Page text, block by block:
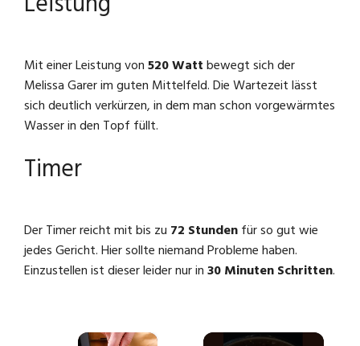
Mit einer Leistung von 520 Watt bewegt sich der
Melissa Garer im guten Mittelfeld. Die Wartezeit lässt
sich deutlich verkürzen, in dem man schon vorgewärmtes
Wasser in den Topf füllt.
Timer
Der Timer reicht mit bis zu 72 Stunden für so gut wie
jedes Gericht. Hier sollte niemand Probleme haben.
Einzustellen ist dieser leider nur in 30 Minuten Schritten.
×